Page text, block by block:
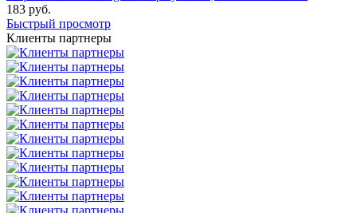
183 руб.
Быстрый просмотр
Клиенты партнеры